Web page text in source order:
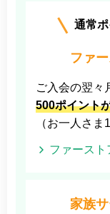
通常
ファ
ご入会の翌々
500ポイント
（お一人さま
ファース
家族